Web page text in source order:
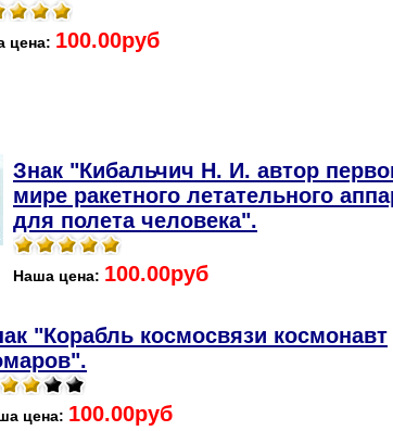
цена: 100.00руб
Знак "Кибальчич Н. И. автор
мире ракетного летательного
для полета человека".
Наша цена: 100.00руб
"Корабль космосвязи космонавт
цена: 100.00руб